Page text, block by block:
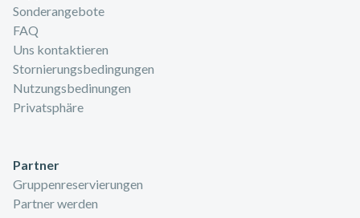
Sonderangebote
FAQ
Uns kontaktieren
Stornierungsbedingungen
Nutzungsbedinungen
Privatsphäre
Partner
Gruppenreservierungen
Partner werden